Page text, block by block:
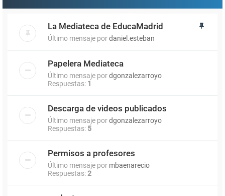
La Mediateca de EducaMadrid
Último mensaje pordaniel.esteban
Papelera Mediateca
Último mensaje pordgonzalezarroyo
Respuestas: 1
Descarga de videos publicados
Último mensaje pordgonzalezarroyo
Respuestas: 5
Permisos a profesores
Último mensaje por mbaenarecio
Respuestas:2